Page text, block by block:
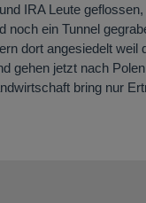
IRA Leute
noch ein Tunnel
dort angesiedelt
gehen jetzt nach
bring nur